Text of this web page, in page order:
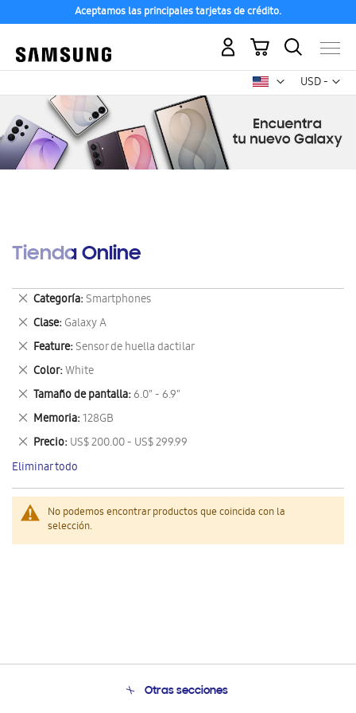
Aceptamos las principales tarjetas de crédito.
USD -
dólar
Mi carrito
Tienda Online
No podemos encontrar productos que coincida con la
selección.
Categoría Smartphones
Eliminar
este
artículo
Clase Galaxy A
Eliminar
este
artículo
Feature Sensor de huella dactilar
Eliminar
este
artículo
Color White
Eliminar
este
artículo
Tamaño de pantalla 6.0" - 6.9"
Eliminar
este
artículo
Memoria 128GB
Eliminar
este
artículo
Precio US$ 200.00 - US$ 299.99
Eliminar
este
artículo
Eliminar todo
Otras secciones